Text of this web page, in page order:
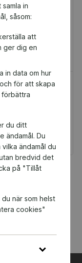
in
såsom:
att
ger dig en
in data om hur
för att skapa
förbättra
du ditt
ändamål. Du
ändamål du
bredvid det
på "Tillåt
när som helst
cookies"
IFK Vaxholm
får 29,75 kr